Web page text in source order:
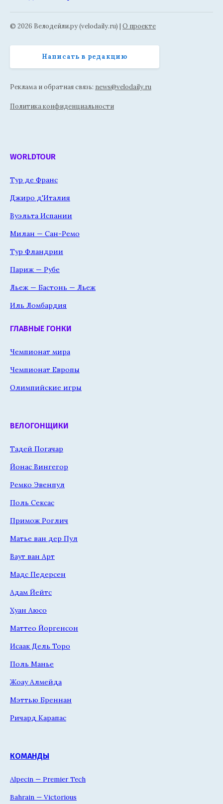
© 2026 Велодейли.ру (velodaily.ru) | О проекте
Написать в редакцию
Реклама и обратная связь: news@velodaily.ru
Политика конфиденциальности
WORLDTOUR
Тур де Франс
Джиро д'Италия
Вуэльта Испании
Милан — Сан-Ремо
Тур Фландрии
Париж — Рубе
Льеж — Бастонь — Льеж
Иль Ломбардия
ГЛАВНЫЕ ГОНКИ
Чемпионат мира
Чемпионат Европы
Олимпийские игры
ВЕЛОГОНЩИКИ
Тадей Погачар
Йонас Вингегор
Ремко Эвенпул
Поль Сексас
Примож Роглич
Матье ван дер Пул
Ваут ван Арт
Мадс Педерсен
Адам Йейтс
Хуан Аюсо
Маттео Йоргенсон
Исаак Дель Торо
Поль Манье
Жоау Алмейда
Мэттью Бреннан
Ричард Карапас
КОМАНДЫ
Alpecin — Premier Tech
Bahrain — Victorious